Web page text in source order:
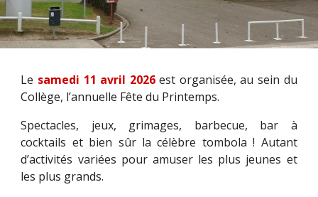
Le samedi 11 avril 2026est organisée, au sein du
Collège, l’annuelle Fête du Printemps.
Spectacles, jeux, grimages, barbecue, bar à
cocktails et bien sûr la célèbre tombola ! Autant
d’activités variées pour amuser les plus jeunes et
les plus grands.